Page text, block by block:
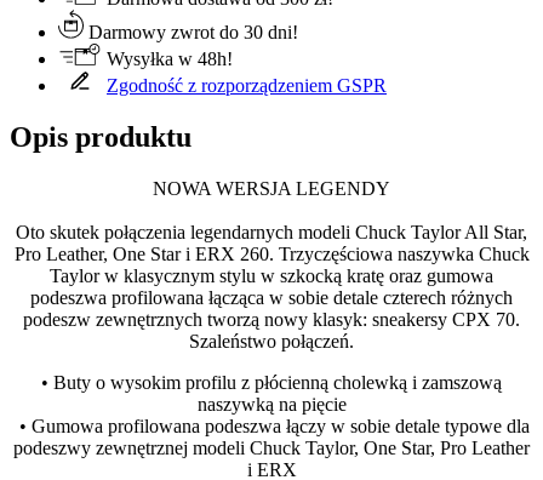
Darmowy zwrot do 30 dni!
Wysyłka w 48h!
Zgodność z rozporządzeniem GSPR
Opis produktu
NOWA WERSJA LEGENDY
Oto skutek połączenia legendarnych modeli Chuck Taylor All Star,
Pro Leather, One Star i ERX 260. Trzyczęściowa naszywka Chuck
Taylor w klasycznym stylu w szkocką kratę oraz gumowa
podeszwa profilowana łącząca w sobie detale czterech różnych
podeszw zewnętrznych tworzą nowy klasyk: sneakersy CPX 70.
Szaleństwo połączeń.
• Buty o wysokim profilu z płócienną cholewką i zamszową
naszywką na pięcie
• Gumowa profilowana podeszwa łączy w sobie detale typowe dla
podeszwy zewnętrznej modeli Chuck Taylor, One Star, Pro Leather
i ERX